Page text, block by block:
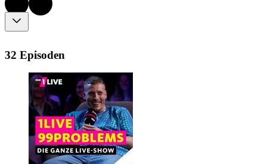
32 Episoden